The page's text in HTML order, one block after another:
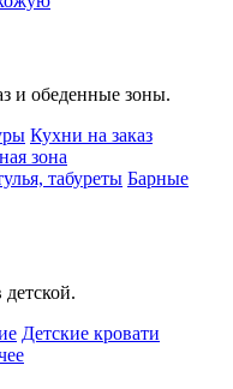
и обеденные зоны.
Кухни на заказ
зона
табуреты Барные
Детские кровати